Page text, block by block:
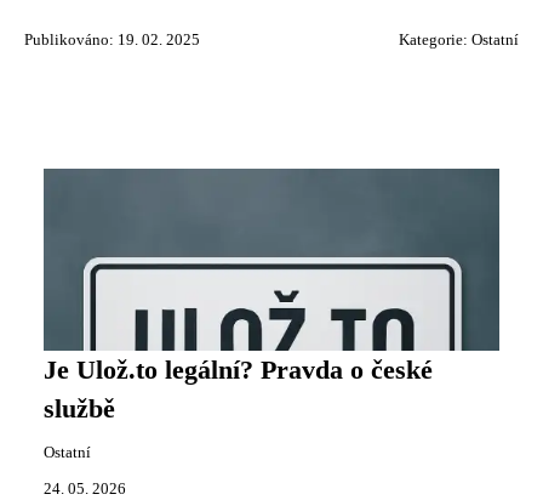
Publikováno: 19. 02. 2025 Kategorie: Ostatní
Je Ulož.to legální? Pravda o české
službě
Ostatní
24. 05. 2026